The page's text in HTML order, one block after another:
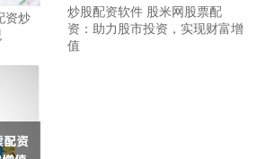
资炒
炒股配资软件 股米网股票配
资：助力股市投资，实现财富增
值